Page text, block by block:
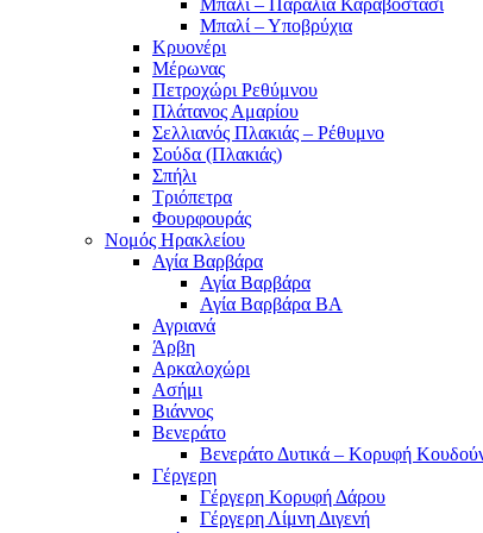
Μπαλί – Παραλία Καραβοστάσι
Μπαλί – Υποβρύχια
Κρυονέρι
Μέρωνας
Πετροχώρι Ρεθύμνου
Πλάτανος Αμαρίου
Σελλιανός Πλακιάς – Ρέθυμνο
Σούδα (Πλακιάς)
Σπήλι
Τριόπετρα
Φουρφουράς
Νομός Ηρακλείου
Αγία Βαρβάρα
Αγία Βαρβάρα
Αγία Βαρβάρα ΒΑ
Αγριανά
Άρβη
Αρκαλοχώρι
Ασήμι
Βιάννος
Βενεράτο
Βενεράτο Δυτικά – Κορυφή
Γέργερη
Γέργερη Κορυφή Δάρου
Γέργερη Λίμνη Διγενή